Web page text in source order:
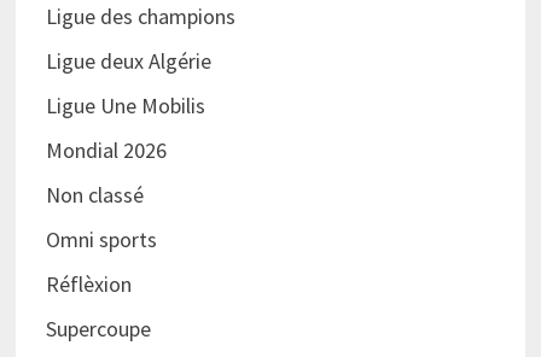
Ligue des champions
Ligue deux Algérie
Ligue Une Mobilis
Mondial 2026
Non classé
Omni sports
Réflèxion
Supercoupe